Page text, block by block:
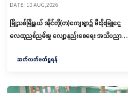
DATE: 10 AUG,2026
မြို့သစ်မြို့နယ် အိုင်တို(တ)ကျေးရွာ၌ မီးခိုးမြူငွေ့
လေထုညစ်ညမ်းမှု လျော့နည်းစေရေး အသိပညာပေး
ဆက်လက်ဖတ်ရှုရန်